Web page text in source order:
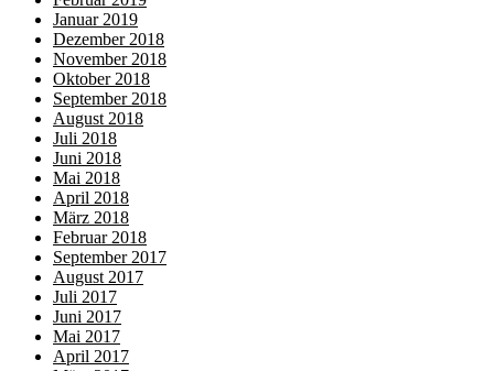
Januar 2019
Dezember 2018
November 2018
Oktober 2018
September 2018
August 2018
Juli 2018
Juni 2018
Mai 2018
April 2018
März 2018
Februar 2018
September 2017
August 2017
Juli 2017
Juni 2017
Mai 2017
April 2017